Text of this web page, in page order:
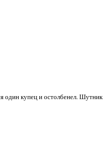
один купец и остолбенел. Шутник